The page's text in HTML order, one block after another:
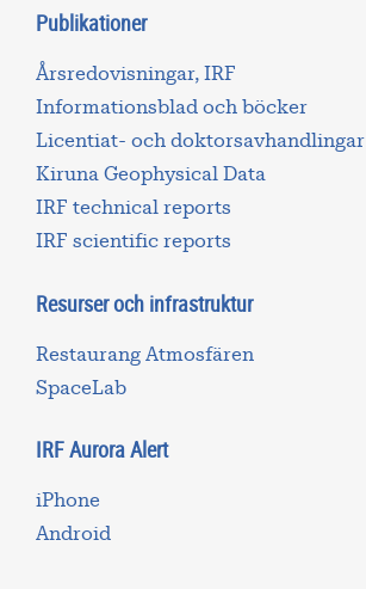
Publikationer
Årsredovisningar, IRF
Informationsblad och böcker
Licentiat- och doktorsavhandlingar
Kiruna Geophysical Data
IRF technical reports
IRF scientific reports
Resurser och infrastruktur
Restaurang Atmosfären
SpaceLab
IRF Aurora Alert
iPhone
Android